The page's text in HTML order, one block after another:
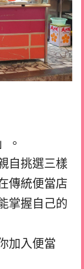
。
自挑選三樣
傳統便當店
掌握自己的
加入便當